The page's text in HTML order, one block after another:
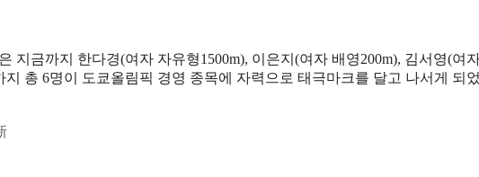
지금까지 한다경(여자 자유형1500m), 이은지 (여자 배영200m), 김서영(여
지 총 6명이 도쿄올림픽 경영 종목에 자력으로 태극마크를 달고 나서게 되